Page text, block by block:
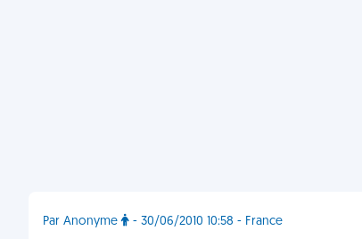
Par Anonyme - 30/06/2010 10:58 - France